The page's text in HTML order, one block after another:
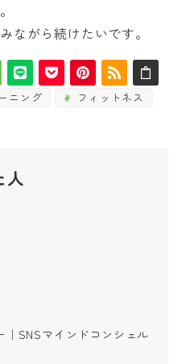
ながら続けたいです。
ニング
フィットネス
人
SNSマインドコンシェル